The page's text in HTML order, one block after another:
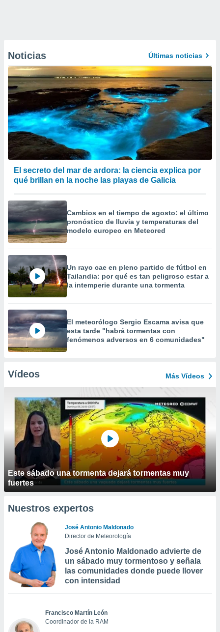
Noticias Últimas noticias
El secreto del mar de ardora: la ciencia explica por
qué brillan en la noche las playas de Galicia
Cambios en el tiempo de agosto: el último
pronóstico de lluvia y temperaturas del
modelo europeo en Meteored
Un rayo cae en pleno partido de fútbol en
Tailandia: por qué es tan peligroso estar a
la intemperie durante una tormenta
El meteorólogo Sergio Escama avisa que
esta tarde "habrá tormentas con
fenómenos adversos en 6 comunidades"
Vídeos Más Vídeos
Este sábado una tormenta dejará tormentas muy
fuertes
Nuestros expertos
José Antonio Maldonado
Director de Meteorología
José Antonio Maldonado advierte de
un sábado muy tormentoso y señala
las comunidades donde puede llover
con intensidad
Francisco Martín León
Coordinador de la RAM